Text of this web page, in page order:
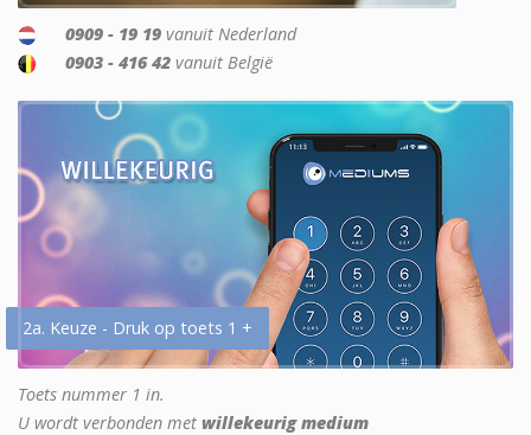
0909 - 19 19 vanuit Nederland
0903 - 416 42 vanuit België
2a. Keuze - Druk op toets 1 +
Toets nummer 1 in.
U wordt verbonden met willekeurig medium